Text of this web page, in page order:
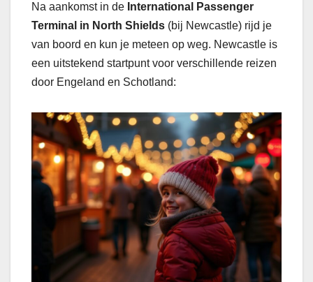
Na aankomst in de International Passenger
Terminal in North Shields (bij Newcastle) rijd je
van boord en kun je meteen op weg. Newcastle is
een uitstekend startpunt voor verschillende reizen
door Engeland en Schotland: